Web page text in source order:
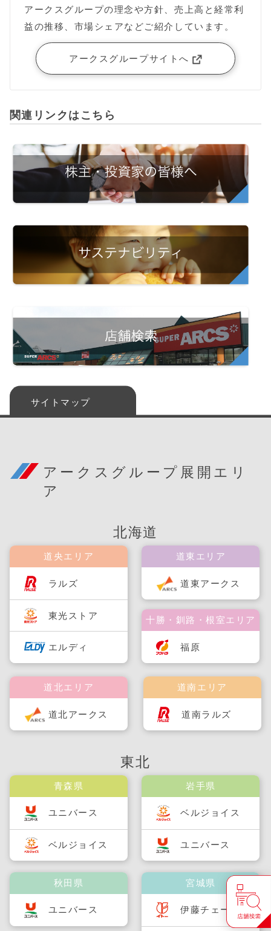
アークスグループの理念や方針、売上高と経常利
益の推移、市場シェアなどご紹介しています。
アークスグループサイトへ
関連リンクはこちら
サイトマップ
アークスグループ展開エリ
ア
北海道
道央エリア
ラルズ
東光ストア
エルディ
道南エリア
道南ラルズ
道北エリア
道北アークス
道東エリア
道東アークス
十勝・釧路・根室エリア
福原
東北
青森県
ユニバース
ベルジョイス
秋田県
ユニバース
岩手県
ベルジョイス
ユニバース
宮城県
伊藤チェーン